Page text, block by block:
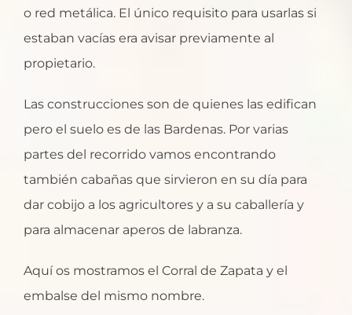
o red metálica. El único requisito para usarlas si
estaban vacías era avisar previamente al
propietario.
Las construcciones son de quienes las edifican
pero el suelo es de las Bardenas. Por varias
partes del recorrido vamos encontrando
también cabañas que sirvieron en su día para
dar cobijo a los agricultores y a su caballería y
para almacenar aperos de labranza.
Aquí os mostramos el Corral de Zapata y el
embalse del mismo nombre.